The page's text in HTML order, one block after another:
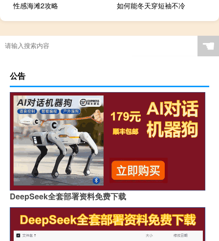
性感海滩2攻略
如何能冬天穿短袖不冷
☚
公告
DeepSeek全套部署资料免费下载